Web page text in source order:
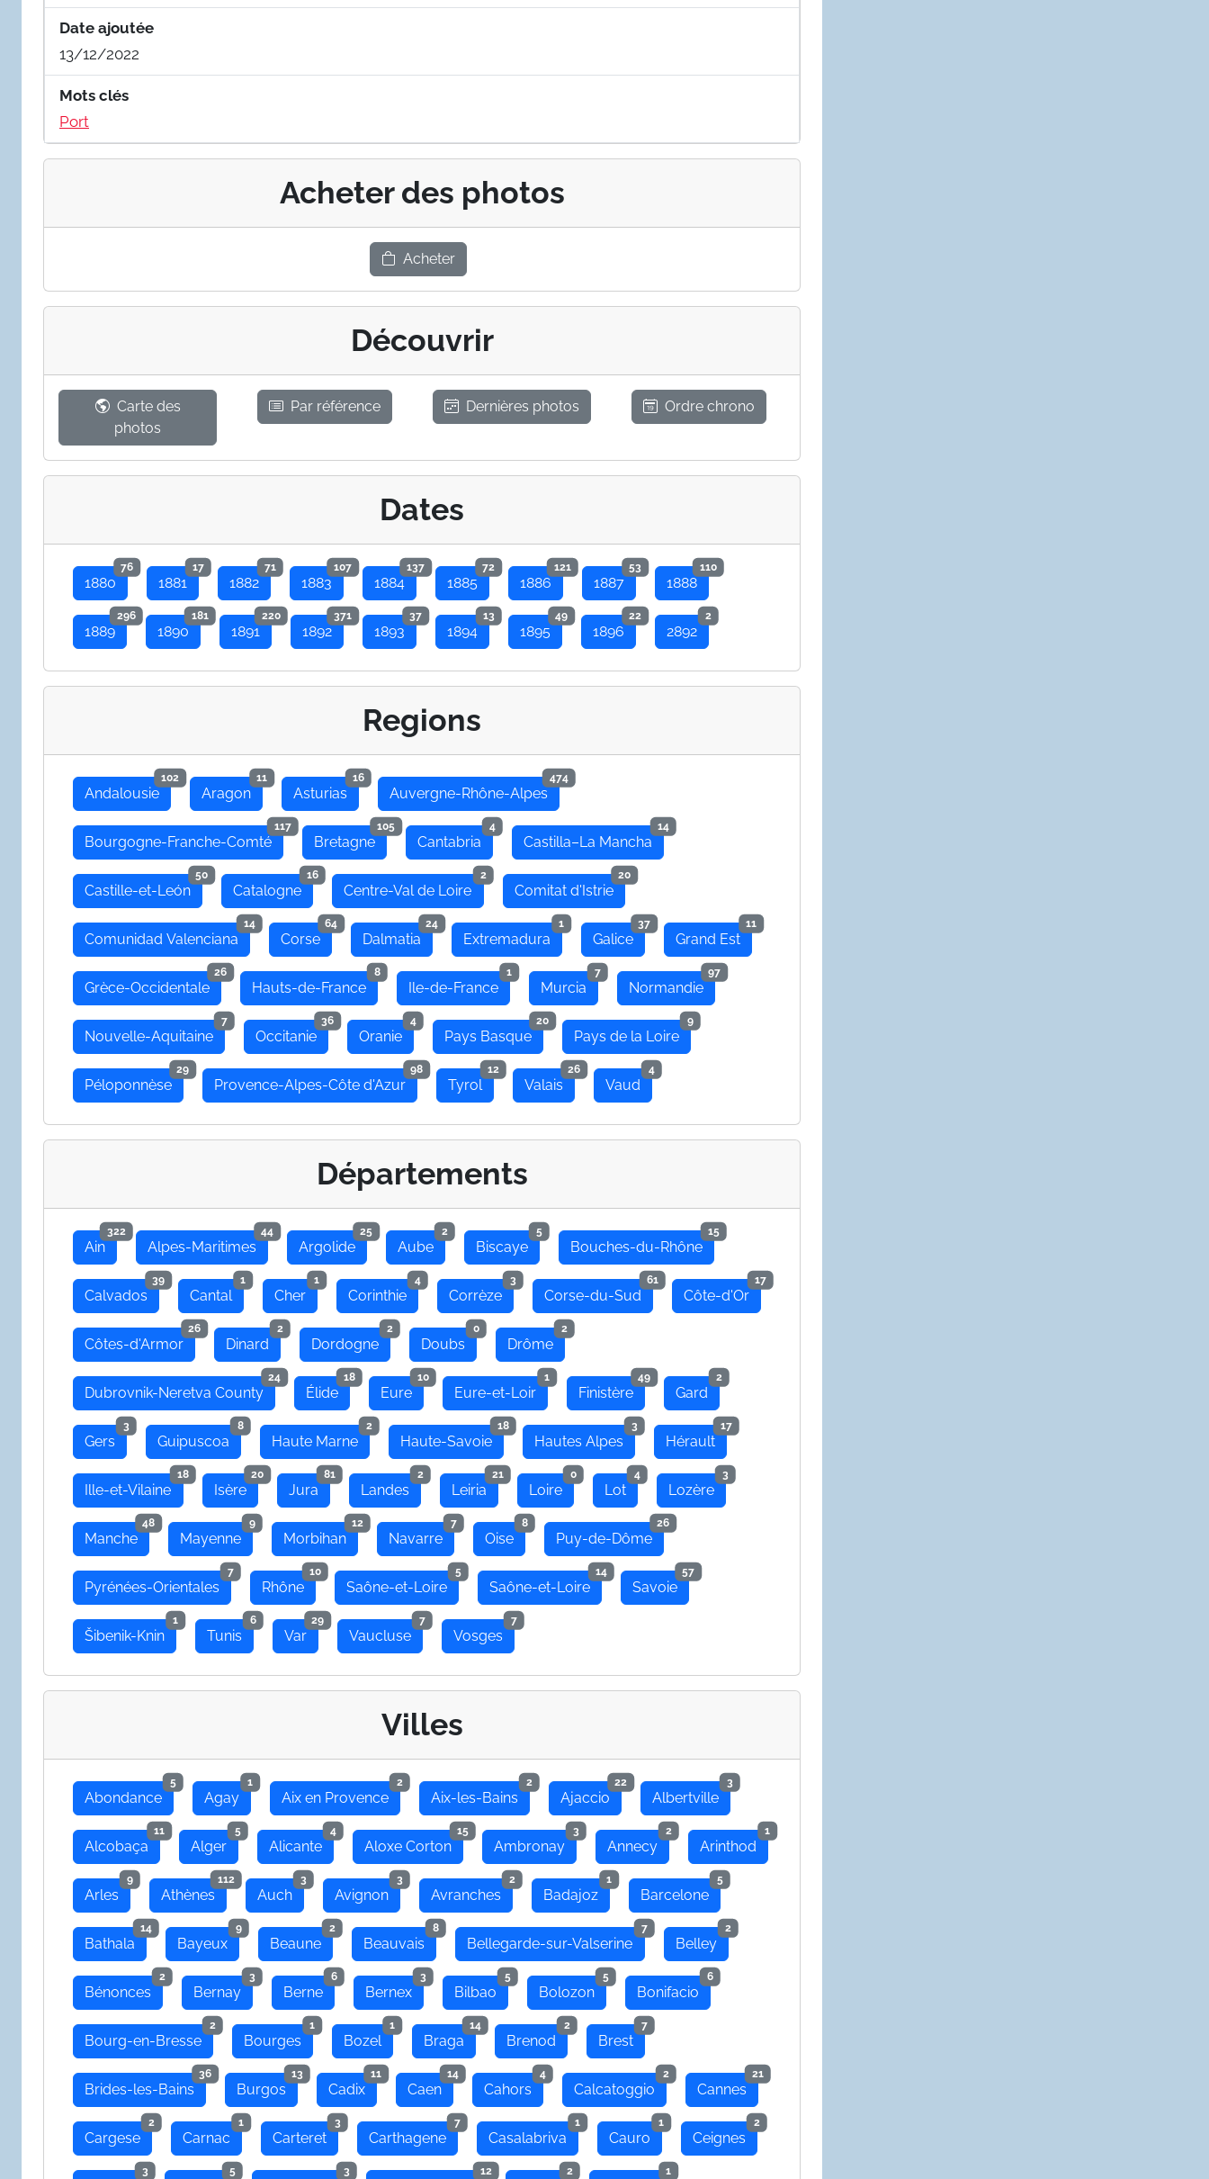
Date ajoutée
13/12/2022
Mots clés
Port
Acheter des photos
Acheter
Découvrir
Carte des
photos
Par référence Dernières photos Ordre chrono
Dates
1880
76
1881
17
1882
71
1883
107
1884
137
1885
72
1886
121
1887
53
1888
110
1889
296
1890
181
1891
220
1892
371
1893
37
1894
13
1895
49
1896
22
2892
2
Regions
Andalousie
102
Aragon
11
Asturias
16
Auvergne-Rhône-Alpes
474
Bourgogne-Franche-Comté
117
Bretagne
105
Cantabria
4
Castilla–La Mancha
14
Castille-et-León
50
Catalogne
16
Centre-Val de Loire
2
Comitat d'Istrie
20
Comunidad Valenciana
14
Corse
64
Dalmatia
24
Extremadura
1
Galice
37
Grand Est
11
Grèce-Occidentale
26
Hauts-de-France
8
Ile-de-France
1
Murcia
7
Normandie
97
Nouvelle-Aquitaine
7
Occitanie
36
Oranie
4
Pays Basque
20
Pays de la Loire
9
Péloponnèse
29
Provence-Alpes-Côte d'Azur
98
Tyrol
12
Valais
26
Vaud
4
Départements
Ain
322
Alpes-Maritimes
44
Argolide
25
Aube
2
Biscaye
5
Bouches-du-Rhône
15
Calvados
39
Cantal
1
Cher
1
Corinthie
4
Corrèze
3
Corse-du-Sud
61
Côte-d'Or
17
Côtes-d'Armor
26
Dinard
2
Dordogne
2
Doubs
0
Drôme
2
Dubrovnik-Neretva County
24
Élide
18
Eure
10
Eure-et-Loir
1
Finistère
49
Gard
2
Gers
3
Guipuscoa
8
Haute Marne
2
Haute-Savoie
18
Hautes Alpes
3
Hérault
17
Ille-et-Vilaine
18
Isère
20
Jura
81
Landes
2
Leiria
21
Loire
0
Lot
4
Lozère
3
Manche
48
Mayenne
9
Morbihan
12
Navarre
7
Oise
8
Puy-de-Dôme
26
Pyrénées-Orientales
7
Rhône
10
Saône-et-Loire
5
Saône-et-Loire
14
Savoie
57
Šibenik-Knin
1
Tunis
6
Var
29
Vaucluse
7
Vosges
7
Villes
Abondance
5
Agay
1
Aix en Provence
2
Aix-les-Bains
2
Ajaccio
22
Albertville
3
Alcobaça
11
Alger
5
Alicante
4
Aloxe Corton
15
Ambronay
3
Annecy
2
Arinthod
1
Arles
9
Athènes
112
Auch
3
Avignon
3
Avranches
2
Badajoz
1
Barcelone
5
Bathala
14
Bayeux
9
Beaune
2
Beauvais
8
Bellegarde-sur-Valserine
7
Belley
2
Bénonces
2
Bernay
3
Berne
6
Bernex
3
Bilbao
5
Bolozon
5
Bonifacio
6
Bourg-en-Bresse
2
Bourges
1
Bozel
1
Braga
14
Brenod
2
Brest
7
Brides-les-Bains
36
Burgos
13
Cadix
11
Caen
14
Cahors
4
Calcatoggio
2
Cannes
21
Cargese
2
Carnac
1
Carteret
3
Carthagene
7
Casalabriva
1
Cauro
1
Ceignes
2
3 5 3 12 2 1